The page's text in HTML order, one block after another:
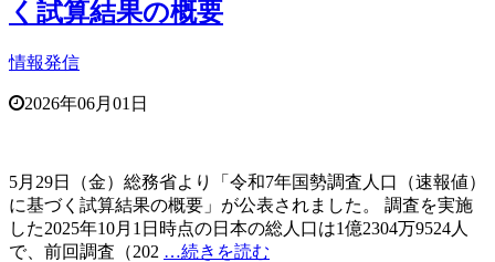
く試算結果の概要
情報発信
2026年06月01日
5月29日（金）総務省より「令和7年国勢調査人口（速報値）
に基づく試算結果の概要」が公表されました。 調査を実施
した2025年10月1日時点の日本の総人口は1億2304万9524人
で、前回調査（202 …続きを読む